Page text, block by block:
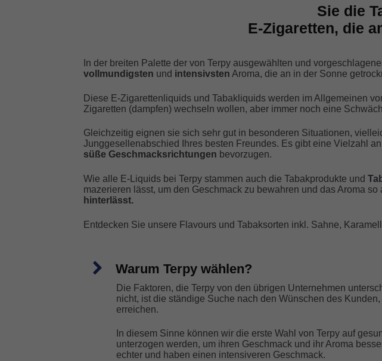
Sie die
E-Zigaretten, die
In der breiten Palette der von Terpy ausgewählten und
vollmundigsten und intensivsten Aroma, die an in der Sonne
Diese E-Zigarettenliquids und Tabakliquids werden im Allgemeinen
Zigaretten (dampfen) wechseln wollen, aber immer noch eine
Gleichzeitig eignen sie sich sehr gut in besonderen Situationen,
Junggesellenabschied Ihres besten Freundes. Es gibt eine Vielzahl
süße Geschmacksrichtungen bevorzugen.
Wie alle E-Liquids bei Terpy stammen auch die Tabakprodukte und
mazerieren lässt, um den Geschmack zu bewahren und das Aroma
hinterlässt.
Entdecken Sie unsere Flavours und Tabaksorten inkl. Sahne,
Warum Terpy wählen?
Die Faktoren, die Terpy von den übrigen Unternehmen
nicht, ist die ständige Suche nach den Wünschen des
erreichen.
In diesem Sinne können wir die erste Wahl von Terpy auf
unterzogen werden, um ihren Geschmack und ihr Aroma
echter und haben einen intensiveren Geschmack.